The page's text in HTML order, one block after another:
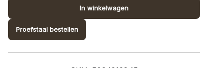
Z12845
quantity
In winkelwagen
Proefstaal bestellen